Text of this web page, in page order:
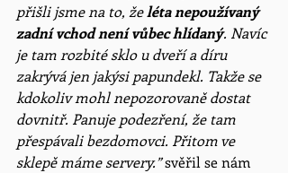
přišli jsme na to, že léta nepoužívaný
zadní vchod není vůbec hlídaný. Navíc
je tam rozbité sklo u dveří a díru
zakrývá jen jakýsi papundekl. Takže se
kdokoliv mohl nepozorovaně dostat
dovnitř. Panuje podezření, že tam
přespávali bezdomovci. Přitom ve
sklepě máme servery.” svěřil se nám